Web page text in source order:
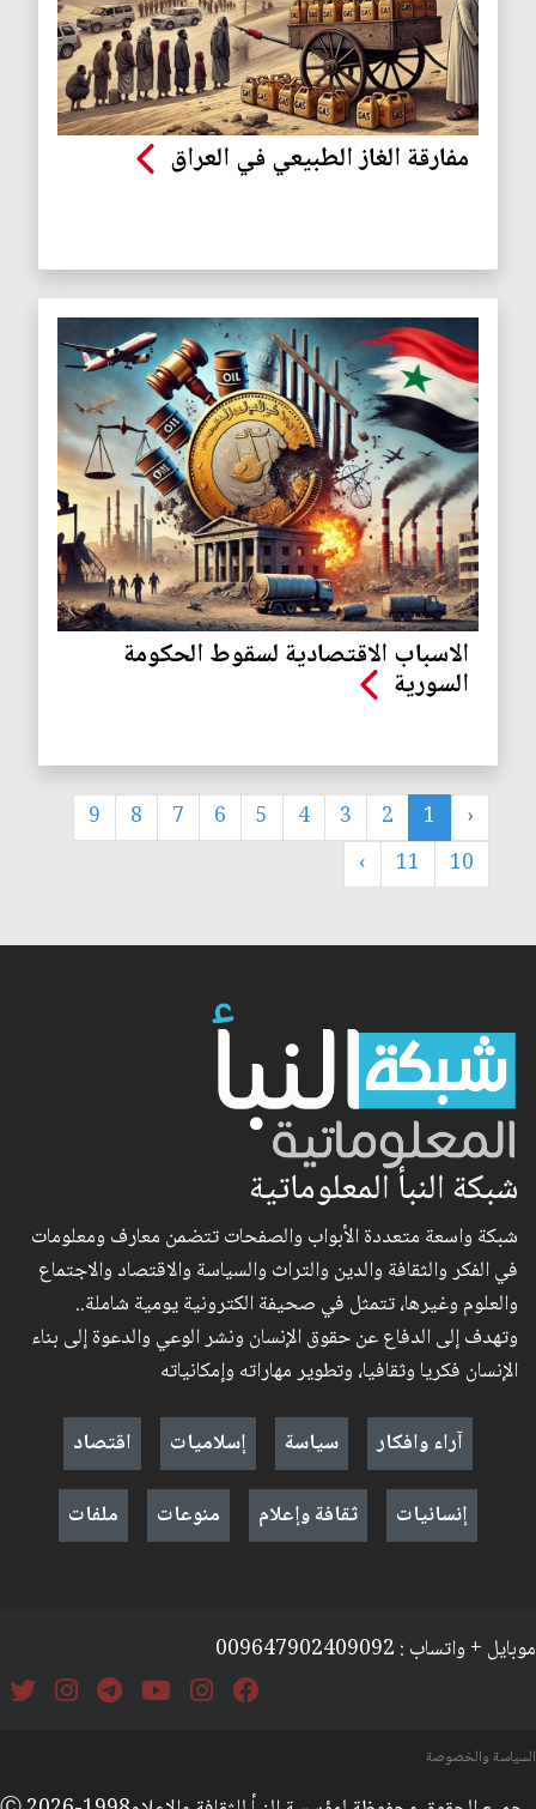
مفارقة الغاز الطبيعي في العراق
الاسباب الاقتصادية لسقوط الحكومة
السورية
‹
1
2
3
4
5
6
7
8
9
10
11
›
شبكة النبأ المعلوماتية
شبكة واسعة متعددة الأبواب والصفحات تتضمن معارف ومعلومات
في الفكر والثقافة والدين والتراث والسياسة والاقتصاد والاجتماع
والعلوم وغيرها، تتمثل في صحيفة الكترونية يومية شاملة..
وتهدف إلى الدفاع عن حقوق الإنسان ونشر الوعي والدعوة إلى بناء
الإنسان فكريا وثقافيا، وتطوير مهاراته وإمكانياته
آراء وافكار
سياسة إسلاميات
اقتصاد
إنسانيات
ثقافة وإعلام منوعات ملفات
موبايل + واتساب : 009647902409092
السياسة والخصوصة